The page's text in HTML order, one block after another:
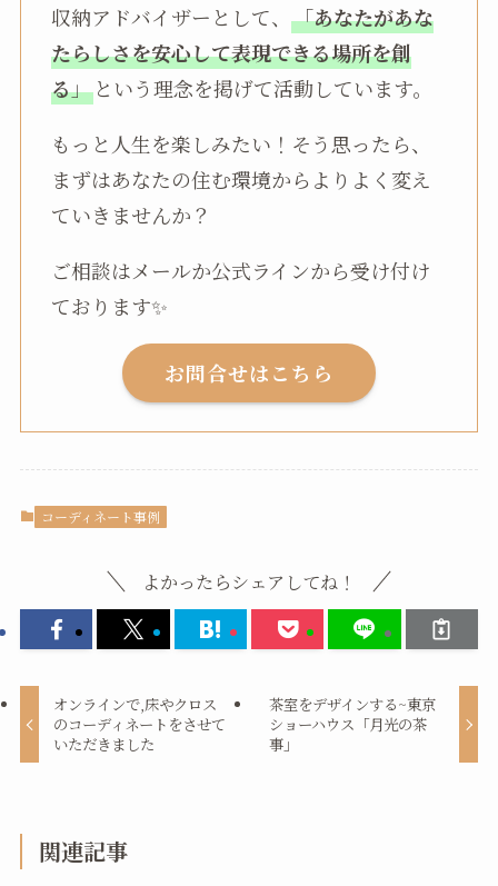
収納アドバイザーとして、 「あなたがあな
たらしさを安心して表現できる場所を創
る」という理念を掲げて活動しています。
もっと人生を楽しみたい！そう思ったら、
まずはあなたの住む環境からよりよく変え
ていきませんか？
ご相談はメールか公式ラインから受け付け
ております✨
お問合せはこちら
コーディネート事例
よかったらシェアしてね！
オンラインで,床やクロス
のコーディネートをさせて
いただきました
茶室をデザインする~東京
ショーハウス「月光の茶
事」
関連記事